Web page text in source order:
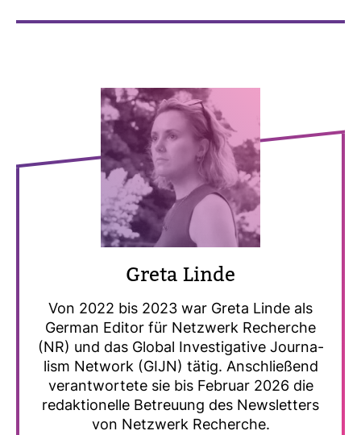
Greta Linde
Von 2022 bis 2023 war Greta Linde als
German Editor für Netz­werk Recherche
(NR) und das Global Inves­ti­ga­tive Jour­na­
lism Net­work (GIJN) tätig. Anschlie­ßend
ver­ant­wor­tete sie bis Februar 2026 die
redak­tio­nelle Betreuung des News­let­ters
von Netz­werk Recherche.